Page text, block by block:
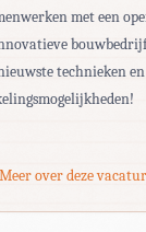
met een
bouwbedrijf
technieken en
Meer over deze